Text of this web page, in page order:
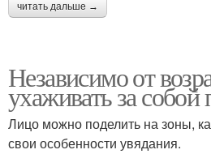
читать дальше →
Независимо от
ухаживать за собой
Лицо можно поделить на зоны,
свои особенности увядания.